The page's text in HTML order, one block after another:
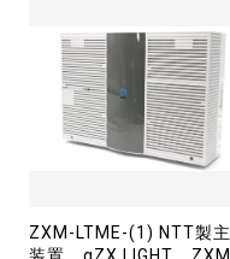
ZXM-LTME-(1) NTT製主